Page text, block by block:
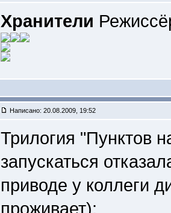
Хранители
Написано: 20.08.2009, 19:52
Трилогия "Пунктов
запускаться
приводе у коллеги
проживает):